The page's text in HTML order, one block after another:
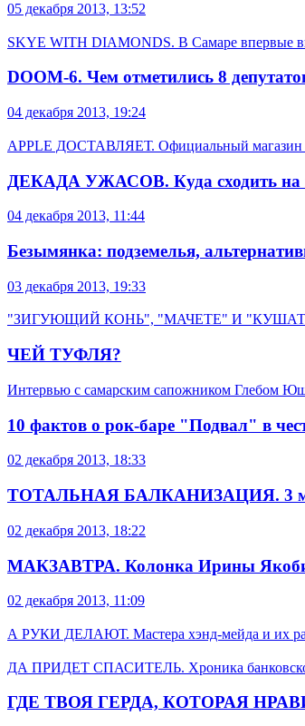
05 декабря 2013, 13:52
SKYE WITH DIAMONDS. В Самаре впервые
DOOM-6. Чем отметились 8
04 декабря 2013, 19:24
APPLE ДОСТАВЛЯЕТ. Официальный магазин
ДЕКАДА УЖАСОВ. Куда сходить на
04 декабря 2013, 11:44
Безымянка: подземелья,
03 декабря 2013, 19:33
"ЗИГУЮЩИЙ КОНЬ", "МАЧЕТЕ" И "КУШАТЬ
ЧЕЙ ТУФЛЯ?
Интервью с самарским сапожником Глебом
10 фактов о рок-баре "Подвал" в
02 декабря 2013, 18:33
ТОТАЛЬНАЯ БАЛКАНИЗАЦИЯ. 3
02 декабря 2013, 18:22
МАКЗАВТРА. Колонка Ирины Якоби
02 декабря 2013, 11:09
А РУКИ ДЕЛАЮТ. Мастера хэнд-мейда и их
ДА ПРИДЕТ СПАСИТЕЛЬ. Хроника
ГДЕ ТВОЯ ГЕРДА, КОТОРАЯ